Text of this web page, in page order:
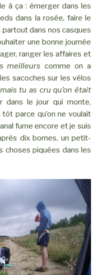
à ça : émerger dans les
dans la rosée, faire le
dans nos casques
une bonne journée
ranger les affaires et
meilleurscomme on a
sacoches sur les vélos
mais tu as cru qu’on était
dans le jour qui monte,
parce qu’on ne voulait
fume encore et je suis
dix bornes, un petit-
choses piquées dans les